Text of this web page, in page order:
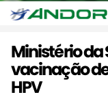
Ministério da
vacinação
HPV